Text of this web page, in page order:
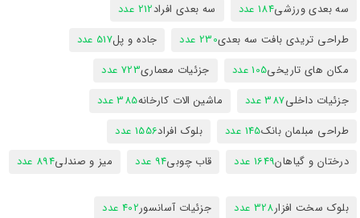
سه بعدی ورزشی184 عدد سه بعدی افراد212 عدد
طراحی تریدی بافت سه بعدی230 عدد جاده و پل517 عدد
مکان های تاریخی105 عدد جزئیات معماری723 عدد
جزئیات داخلی387 عدد ماشین الات کارخانه385 عدد
طراحی مبلمان بانک145 عدد بلوک افراد1556 عدد
درختان و گیاهان1649 عدد قاب چوبی94 عدد میز و صندلی894 عدد
بلوک سخت افزار328 عدد جزئیات آسانسور402 عدد